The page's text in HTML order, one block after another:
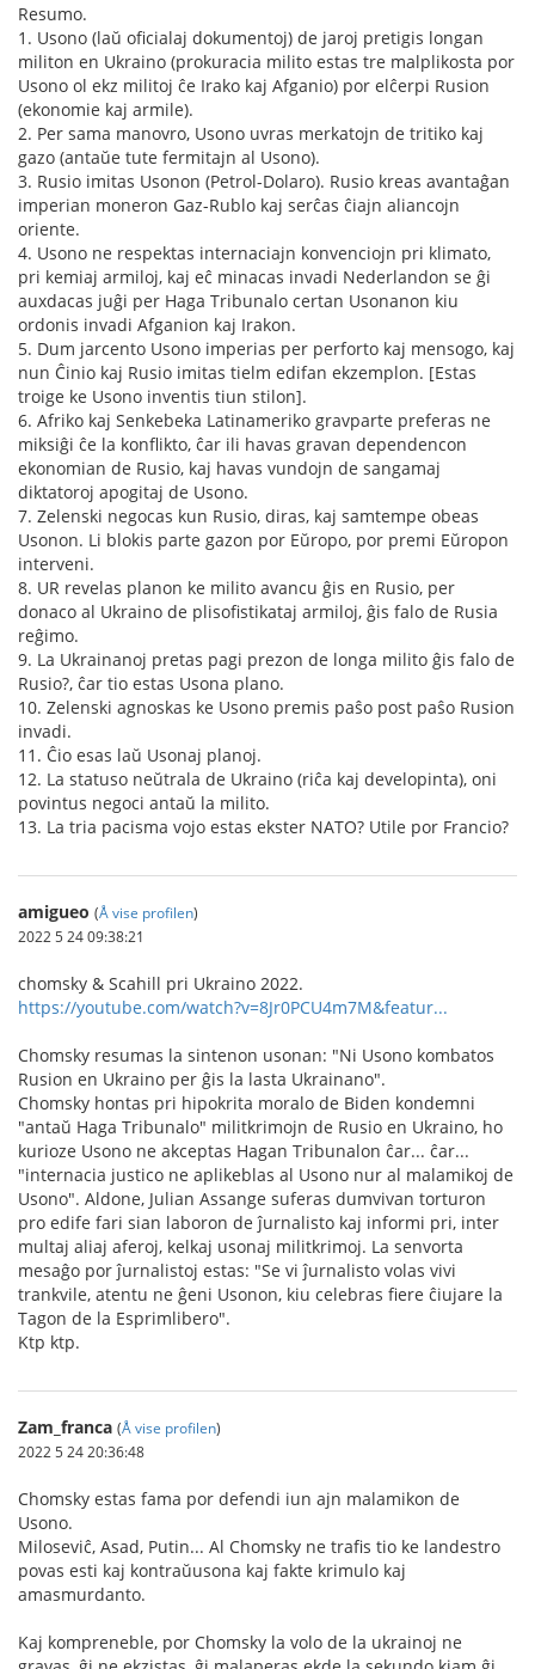
Resumo.
1. Usono (laŭ oficialaj dokumentoj) de jaroj pretigis longan
militon en Ukraino (prokuracia milito estas tre malplikosta por
Usono ol ekz militoj ĉe Irako kaj Afganio) por elĉerpi Rusion
(ekonomie kaj armile).
2. Per sama manovro, Usono uvras merkatojn de tritiko kaj
gazo (antaŭe tute fermitajn al Usono).
3. Rusio imitas Usonon (Petrol-Dolaro). Rusio kreas avantaĝan
imperian moneron Gaz-Rublo kaj serĉas ĉiajn aliancojn
oriente.
4. Usono ne respektas internaciajn konvenciojn pri klimato,
pri kemiaj armiloj, kaj eĉ minacas invadi Nederlandon se ĝi
auxdacas juĝi per Haga Tribunalo certan Usonanon kiu
ordonis invadi Afganion kaj Irakon.
5. Dum jarcento Usono imperias per perforto kaj mensogo, kaj
nun Ĉinio kaj Rusio imitas tielm edifan ekzemplon. [Estas
troige ke Usono inventis tiun stilon].
6. Afriko kaj Senkebeka Latinameriko gravparte preferas ne
miksiĝi ĉe la konflikto, ĉar ili havas gravan dependencon
ekonomian de Rusio, kaj havas vundojn de sangamaj
diktatoroj apogitaj de Usono.
7. Zelenski negocas kun Rusio, diras, kaj samtempe obeas
Usonon. Li blokis parte gazon por Eŭropo, por premi Eŭropon
interveni.
8. UR revelas planon ke milito avancu ĝis en Rusio, per
donaco al Ukraino de plisofistikataj armiloj, ĝis falo de Rusia
reĝimo.
9. La Ukrainanoj pretas pagi prezon de longa milito ĝis falo de
Rusio?, ĉar tio estas Usona plano.
10. Zelenski agnoskas ke Usono premis paŝo post paŝo Rusion
invadi.
11. Ĉio esas laŭ Usonaj planoj.
12. La statuso neŭtrala de Ukraino (riĉa kaj developinta), oni
povintus negoci antaŭ la milito.
13. La tria pacisma vojo estas ekster NATO? Utile por Francio?
amigueo (Å vise profilen)
2022 5 24 09:38:21
chomsky & Scahill pri Ukraino 2022.
https://youtube.com/watch?v=8Jr0PCU4m7M&featur...
Chomsky resumas la sintenon usonan: "Ni Usono kombatos
Rusion en Ukraino per ĝis la lasta Ukrainano".
Chomsky hontas pri hipokrita moralo de Biden kondemni
"antaŭ Haga Tribunalo" militkrimojn de Rusio en Ukraino, ho
kurioze Usono ne akceptas Hagan Tribunalon ĉar... ĉar...
"internacia justico ne aplikeblas al Usono nur al malamikoj de
Usono". Aldone, Julian Assange suferas dumvivan torturon
pro edife fari sian laboron de ĵurnalisto kaj informi pri, inter
multaj aliaj aferoj, kelkaj usonaj militkrimoj. La senvorta
mesaĝo por ĵurnalistoj estas: "Se vi ĵurnalisto volas vivi
trankvile, atentu ne ĝeni Usonon, kiu celebras fiere ĉiujare la
Tagon de la Esprimlibero".
Ktp ktp.
Zam_franca (Å vise profilen)
2022 5 24 20:36:48
Chomsky estas fama por defendi iun ajn malamikon de
Usono.
Miloseviĉ, Asad, Putin... Al Chomsky ne trafis tio ke landestro
povas esti kaj kontraŭusona kaj fakte krimulo kaj
amasmurdanto.
Kaj kompreneble, por Chomsky la volo de la ukrainoj ne